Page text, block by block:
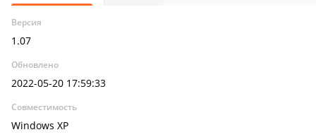
Версия
1.07
Обновлено
2022-05-20 17:59:33
Совместимость
Windows XP